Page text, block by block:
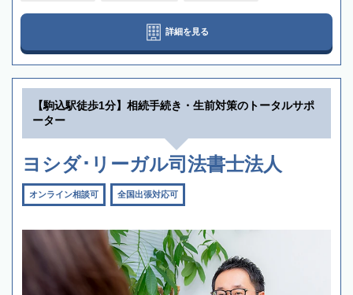
詳細を見る
【駒込駅徒歩1分】相続手続き・生前対策のトータルサポ
ーター
ヨシダ･リーガル司法書士法人
オンライン相談可 全国出張対応可